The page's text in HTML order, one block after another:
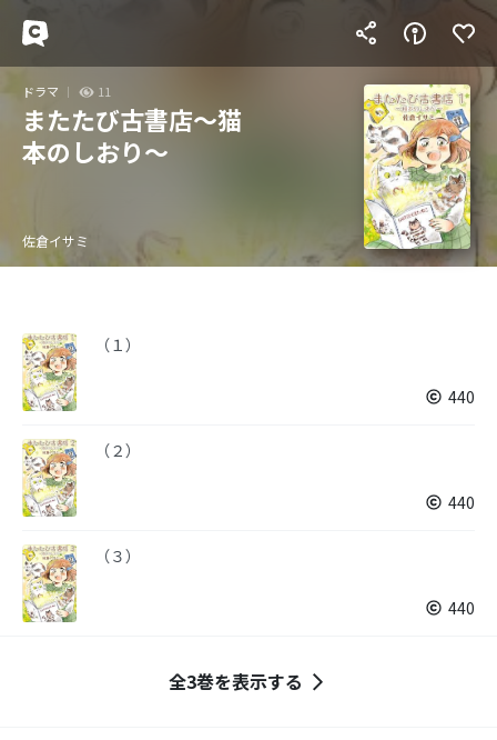
ドラマ 11
またたび古書店～猫
本のしおり～
佐倉イサミ
（１）
440
（２）
440
（３）
440
全3巻を表示する